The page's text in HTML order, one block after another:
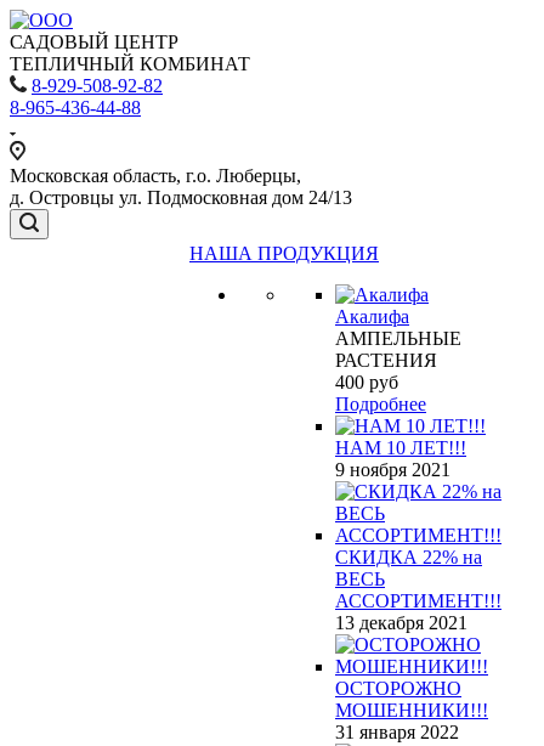
САДОВЫЙ ЦЕНТР
ТЕПЛИЧНЫЙ КОМБИНАТ
8-929-508-92-82
8-965-436-44-88
Московская область, г.о. Люберцы,
д. Островцы ул. Подмосковная дом 24/13
НАША ПРОДУКЦИЯ
Акалифа
АМПЕЛЬНЫЕ
РАСТЕНИЯ
400 руб
Подробнее
НАМ 10 ЛЕТ!!!
9 ноября 2021
СКИДКА 22% на
ВЕСЬ
АССОРТИМЕНТ!!!
13 декабря 2021
ОСТОРОЖНО
МОШЕННИКИ!!!
31 января 2022